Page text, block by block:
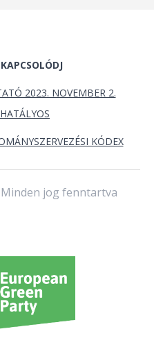
KAPCSOLÓDJ
2023. NOVEMBER 2.
KÓDEX
jog fenntartva